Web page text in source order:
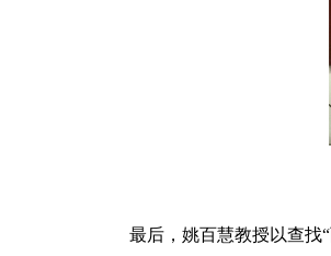
最后，姚百慧教授以查找